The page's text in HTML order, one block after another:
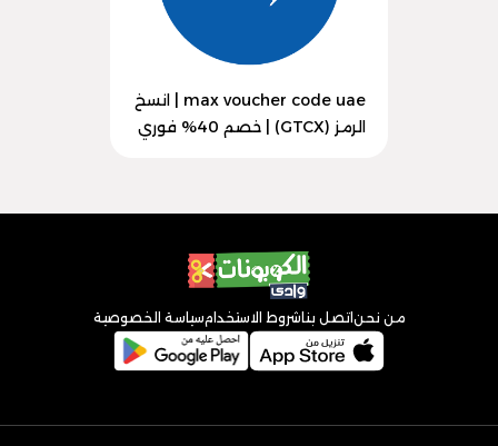
max voucher code uae | انسخ
الرمز (GTCX) | خصم 40% فوري
من نحن اتصل بنا شروط الاستخدامسياسة الخصوصية